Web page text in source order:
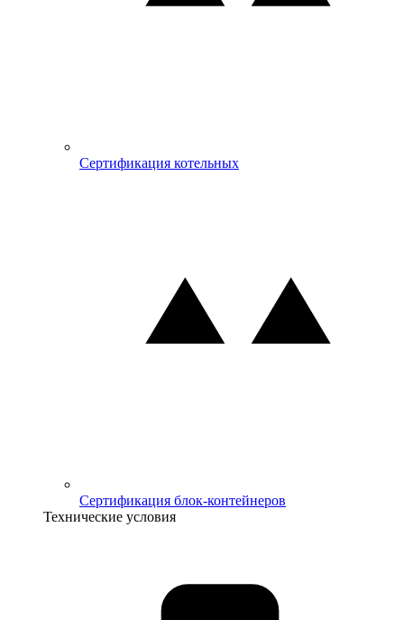
Сертификация котельных
Сертификация блок-контейнеров
Технические условия